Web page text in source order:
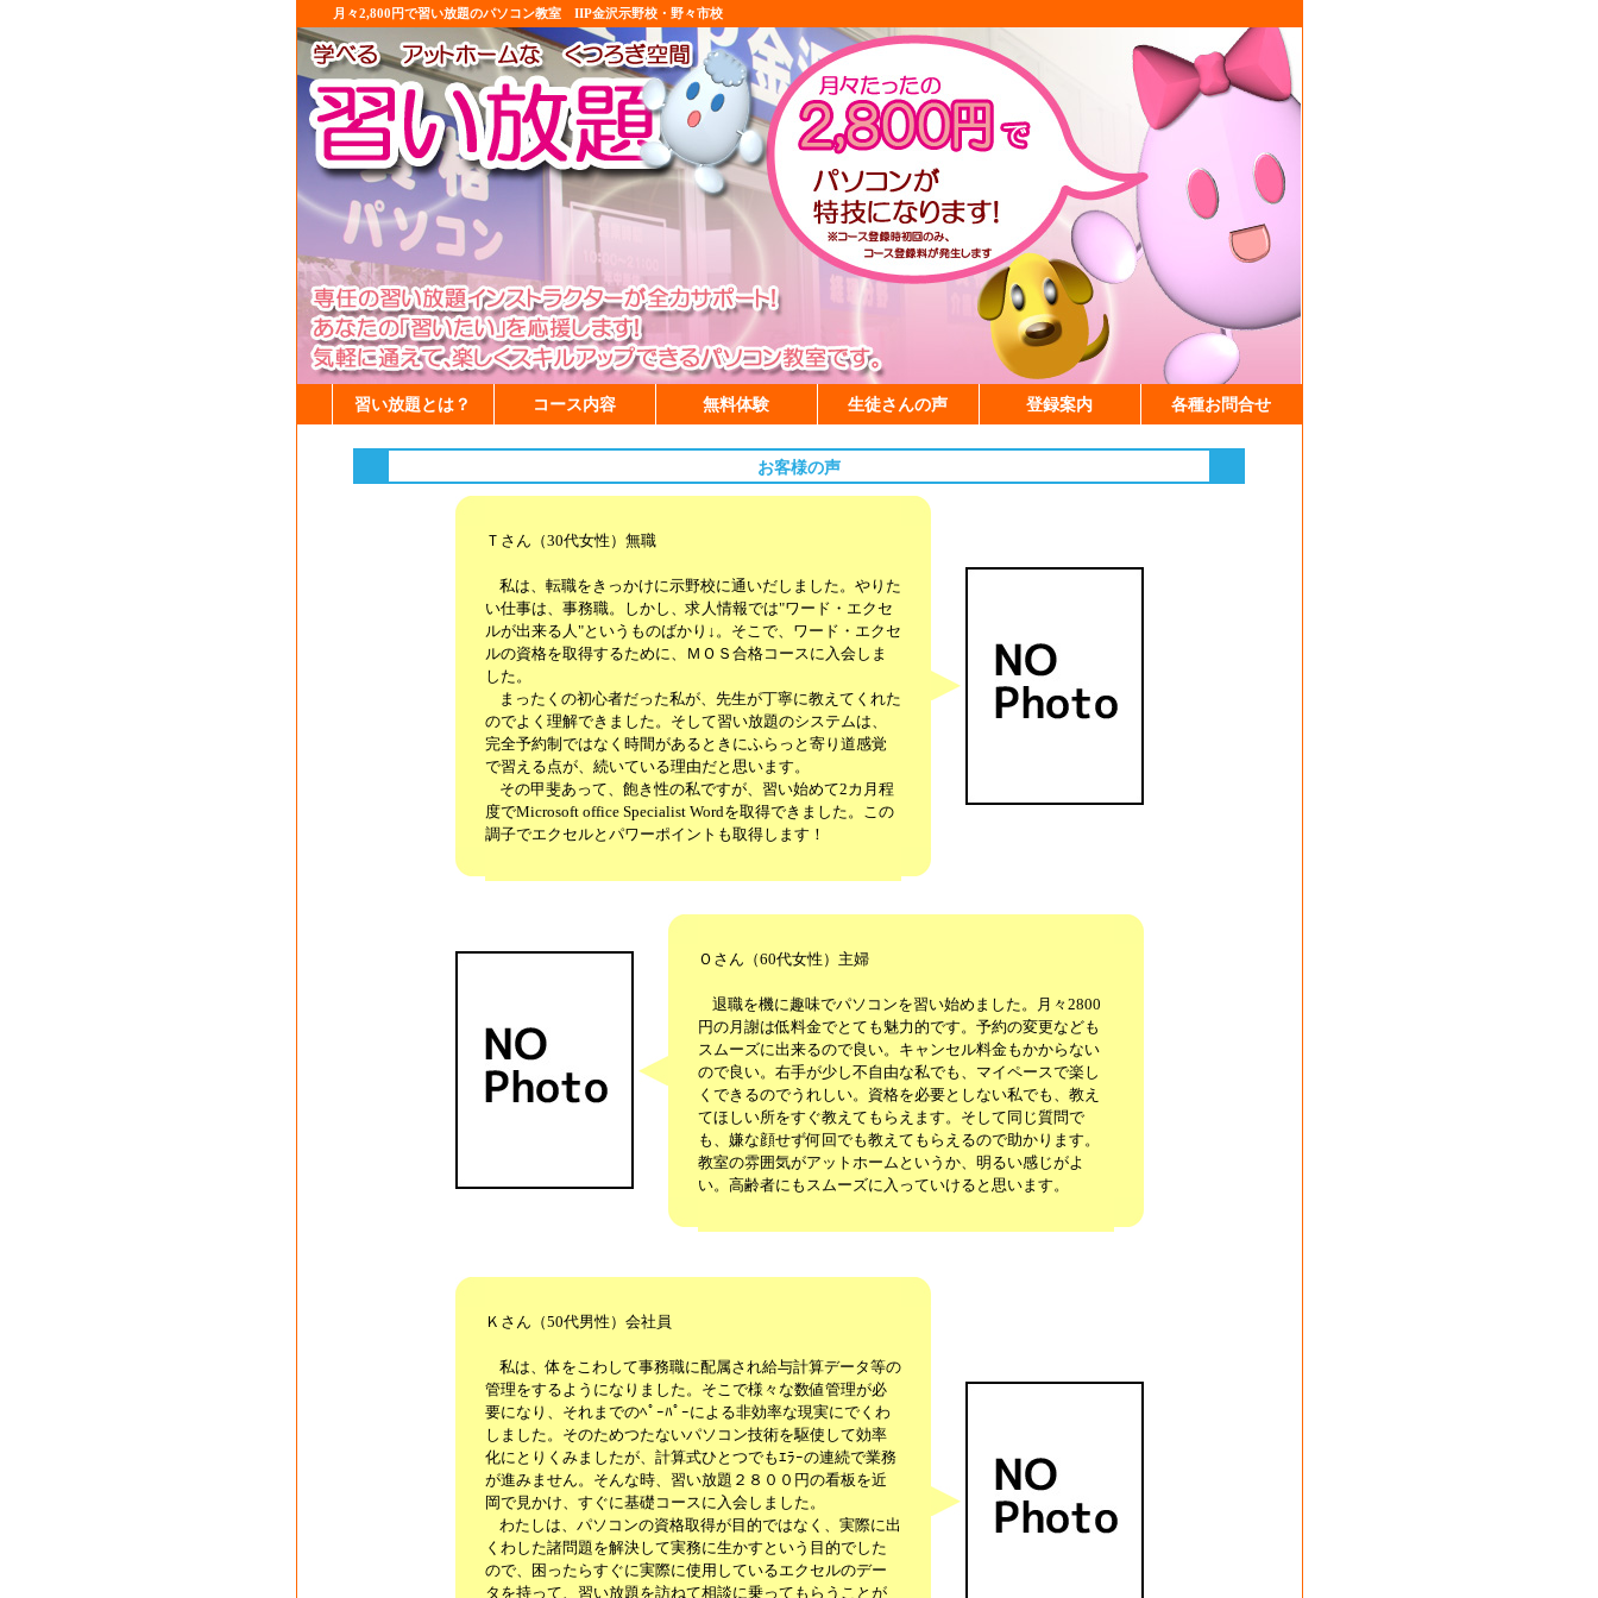
月々2,800円で習い放題のパソコン教室 IIP金沢示野校・野々市校
習い放題とは？ コース内容 無料体験 生徒さんの声 登録案内 各種お問合せ
お客様の声
Ｔさん（30代女性）無職
私は、転職をきっかけに示野校に通いだしました。やりた
い仕事は、事務職。しかし、求人情報では"ワード・エクセ
ルが出来る人"というものばかり↓。そこで、ワード・エクセ
ルの資格を取得するために、ＭＯＳ合格コースに入会しま
した。
まったくの初心者だった私が、先生が丁寧に教えてくれた
のでよく理解できました。そして習い放題のシステムは、
完全予約制ではなく時間があるときにふらっと寄り道感覚
で習える点が、続いている理由だと思います。
その甲斐あって、飽き性の私ですが、習い始めて2カ月程
度でMicrosoft office Specialist Wordを取得できました。この
調子でエクセルとパワーポイントも取得します！
Ｏさん（60代女性）主婦
退職を機に趣味でパソコンを習い始めました。月々2800
円の月謝は低料金でとても魅力的です。予約の変更なども
スムーズに出来るので良い。キャンセル料金もかからない
ので良い。右手が少し不自由な私でも、マイペースで楽し
くできるのでうれしい。資格を必要としない私でも、教え
てほしい所をすぐ教えてもらえます。そして同じ質問で
も、嫌な顔せず何回でも教えてもらえるので助かります。
教室の雰囲気がアットホームというか、明るい感じがよ
い。高齢者にもスムーズに入っていけると思います。
Ｋさん（50代男性）会社員
私は、体をこわして事務職に配属され給与計算データ等の
管理をするようになりました。そこで様々な数値管理が必
要になり、それまでのﾍﾟｰﾊﾟｰによる非効率な現実にでくわ
しました。そのためつたないパソコン技術を駆使して効率
化にとりくみましたが、計算式ひとつでもｴﾗｰの連続で業務
が進みません。そんな時、習い放題２８００円の看板を近
岡で見かけ、すぐに基礎コースに入会しました。
わたしは、パソコンの資格取得が目的ではなく、実際に出
くわした諸問題を解決して実務に生かすという目的でした
ので、困ったらすぐに実際に使用しているエクセルのデー
タを持って、習い放題を訪ねて相談に乗ってもらうことが